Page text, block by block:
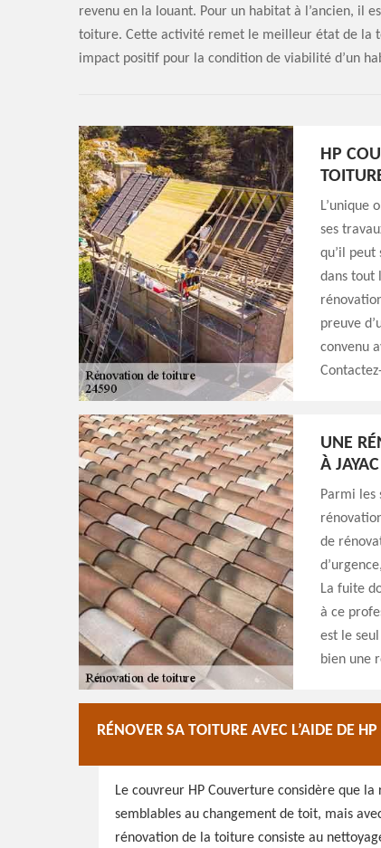
revenu en la louant. Pour un habitat à l’ancien, il
toiture. Cette activité remet le meilleur état de la
impact positif pour la condition de viabilité d’un
HP
L’unique
ses
qu’il
dans tout
preuve
convenu
UNE
À JAYAC
Parmi les
de
La fuite
à ce
est le
bien une
RÉNOVER SA TOITURE AVEC L’AIDE DE
Le couvreur HP Couverture considère que
semblables au changement de toit, mais
rénovation de la toiture consiste au